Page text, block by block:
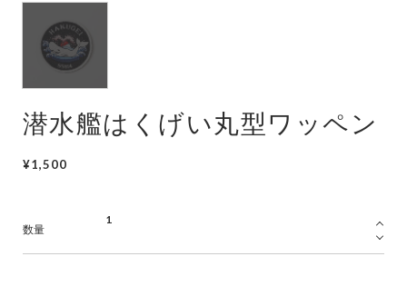
潜水艦はくげい丸型ワッペン
¥1,500
数量